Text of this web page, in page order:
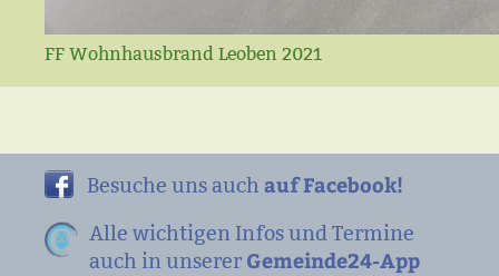
FF Wohnhausbrand Leoben 2021
Besuche uns auch auf Facebook!
Alle wichtigen Infos und Termine
auch in unserer Gemeinde24-App